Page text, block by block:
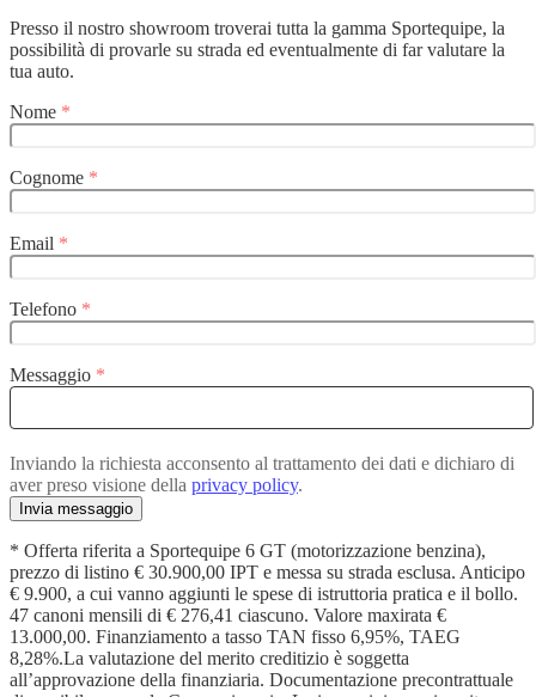
Presso il nostro showroom troverai tutta la gamma Sportequipe, la
possibilità di provarle su strada ed eventualmente di far valutare la
tua auto.
Nome *
Cognome *
Email *
Telefono *
Messaggio *
Inviando la richiesta acconsento al trattamento dei dati e dichiaro di
aver preso visione della privacy policy.
Invia messaggio
* Offerta riferita a Sportequipe 6 GT (motorizzazione benzina),
prezzo di listino € 30.900,00 IPT e messa su strada esclusa. Anticipo
€ 9.900, a cui vanno aggiunti le spese di istruttoria pratica e il bollo.
47 canoni mensili di € 276,41 ciascuno. Valore maxirata €
13.000,00. Finanziamento a tasso TAN fisso 6,95%, TAEG
8,28%.La valutazione del merito creditizio è soggetta
all’approvazione della finanziaria. Documentazione precontrattuale